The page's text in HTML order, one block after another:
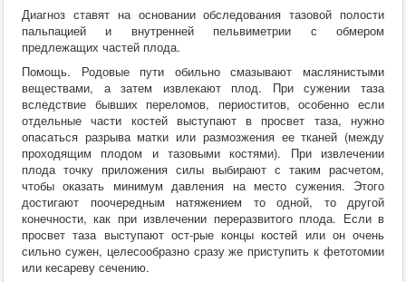
Диагноз ставят на основании обследования тазовой полости
пальпацией и внутренней пельвиметрии с обмером
предлежащих частей плода.
Помощь. Родовые пути обильно смазывают маслянистыми
веществами, а затем извлекают плод. При сужении таза
вследствие бывших переломов, периоститов, особенно если
отдельные части костей выступают в просвет таза, нужно
опасаться разрыва матки или размозжения ее тканей (между
проходящим плодом и тазовыми костями). При извлечении
плода точку приложения силы выбирают с таким расчетом,
чтобы оказать минимум давления на место сужения. Этого
достигают поочередным натяжением то одной, то другой
конечности, как при извлечении переразвитого плода. Если в
просвет таза выступают ост-рые концы костей или он очень
сильно сужен, целесообразно сразу же приступить к фетотомии
или кесареву сечению.